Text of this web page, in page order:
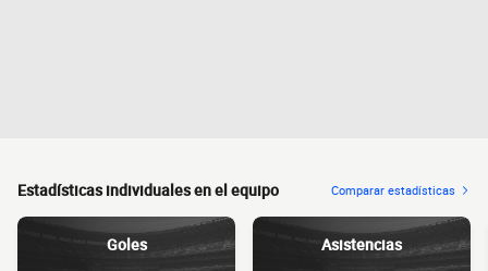
Estadísticas individuales en el equipo Comparar estadísticas
Goles Asistencias